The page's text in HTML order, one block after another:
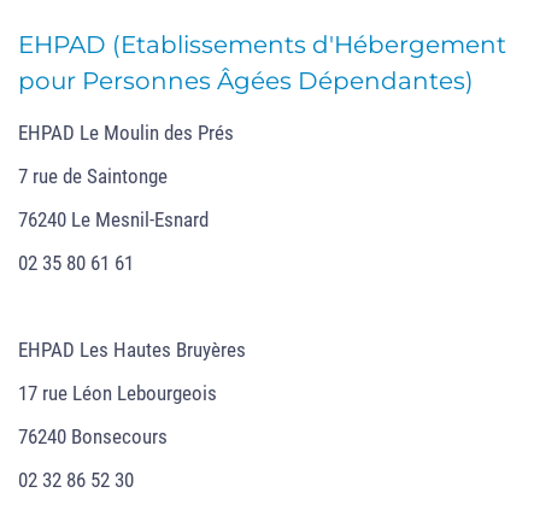
EHPAD (Etablissements d'Hébergement
pour Personnes Âgées Dépendantes)
EHPAD Le Moulin des Prés
7 rue de Saintonge
76240 Le Mesnil-Esnard
02 35 80 61 61
EHPAD Les Hautes Bruyères
17 rue Léon Lebourgeois
76240 Bonsecours
02 32 86 52 30